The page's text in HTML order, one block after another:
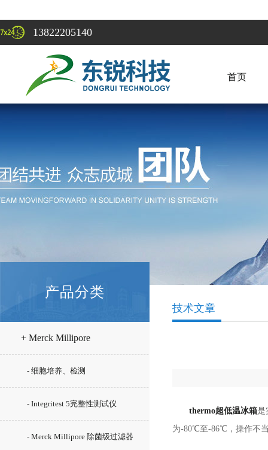
13822205140
首页
产品分类
+ Merck Millipore
- 细胞培养、检测
- Integritest 5完整性测试仪
- Merck Millipore 除菌级过滤器
技术文章
thermo超低温冰箱是
为-80℃至-86℃，操作不